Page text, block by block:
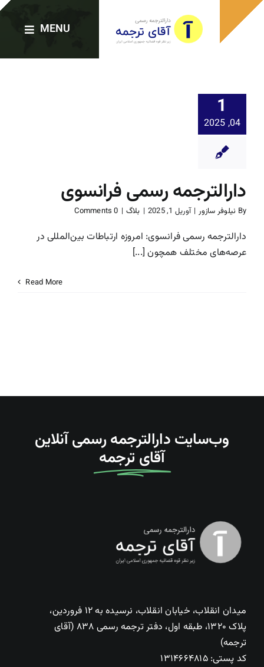
Skip
MENU
دارالترجمه‌ها
خدمات ترجمه
ترجمه رسمی فوری
وبلاگ
1
04, 2025
دارالترجمه رسمی فرانسوی
By نیلوفر سازور | آوریل 1, 2025 | بلاگ |
0 Comments
دارالترجمه رسمی فرانسوی: امروزه ارتباطات بین‌المللی در
عرصه‌های مختلف همچون [...]
Read More
وب‌سایت دارالترجمه رسمی آنلاین
آقای ترجمه
میدان انقلاب، خیابان انقلاب، نرسیده به ۱۲ فروردین،
پلاک ۱۳۲۰، طبقه اول، دفتر ترجمه رسمی ۸۳۸ (آقای
ترجمه)
کد پستی: ۱۳۱۴۶۶۴۸۱۵